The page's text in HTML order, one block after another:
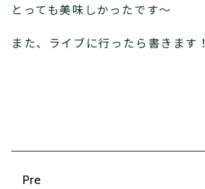
とっても美味しかったです～
また、ライブに行ったら書きます！
Pre